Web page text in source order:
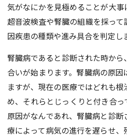
気がなにかを見極めることが大
超音波検査や腎臓の組織を採っ
因疾患の種類や進み具合を判定し
腎臓病であると診断された時か
合いが始まります。腎臓病の原
ますが、現在の医療ではどれも
め、それらとじっくりと付き合っ
原因がなんであれ、腎臓病と診
療によって病気の進行を遅らせ